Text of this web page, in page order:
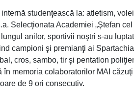
studenţească la: atletism,
Selecţionata Academiei „Ştefan
anilor, sportivii noştri s-au
campioni şi premianţi ai
cros, sambo, tir şi pentatlon
memoria colaboratorilor MAI
de 9 ori consecutiv.